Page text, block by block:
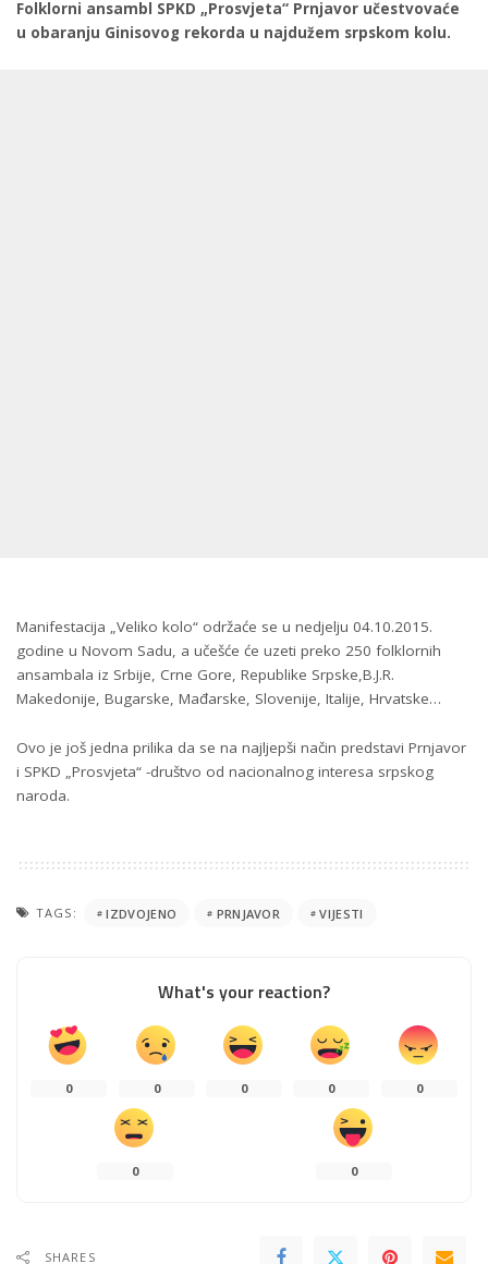
Folklorni ansambl SPKD „Prosvjeta“ Prnjavor učestvovaće
u obaranju Ginisovog rekorda u najdužem srpskom kolu.
Manifestacija „Veliko kolo“ održaće se u nedjelju 04.10.2015.
godine u Novom Sadu, a učešće će uzeti preko 250 folklornih
ansambala iz Srbije, Crne Gore, Republike Srpske,B.J.R.
Makedonije, Bugarske, Mađarske, Slovenije, Italije, Hrvatske…
Ovo je još jedna prilika da se na najljepši način predstavi Prnjavor
i SPKD „Prosvjeta“ -društvo od nacionalnog interesa srpskog
naroda.
TAGS: IZDVOJENO PRNJAVOR VIJESTI
What's your reaction?
0 0 0 0 0
0 0
SHARES